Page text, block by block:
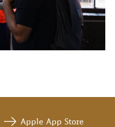
Apple App Store